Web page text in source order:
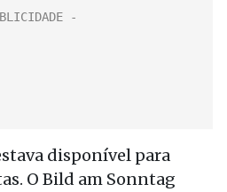
disponível para
O Bild am Sonntag